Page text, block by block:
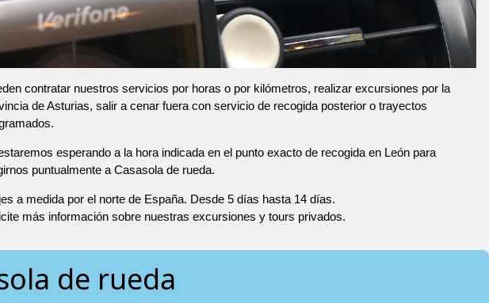
contratar nuestros servicios por horas o por kilómetros, realizar excursiones por la
de Asturias, salir a cenar fuera con servicio de recogida posterior o trayectos
esperando a la hora indicada en el punto exacto de recogida en León para
puntualmente a Casasola de rueda.
a medida por el norte de España. Desde 5 días hasta 14 días.
más información sobre nuestras excursiones y tours privados.
de rueda